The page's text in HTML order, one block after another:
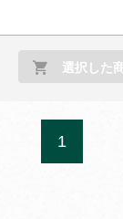
選択した
1